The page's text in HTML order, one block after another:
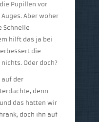
Pupillen vor
Aber woher
Schnelle
hilft das ja bei
die
Oder doch?
auf der
denn
das hatten wir
doch ihn auf